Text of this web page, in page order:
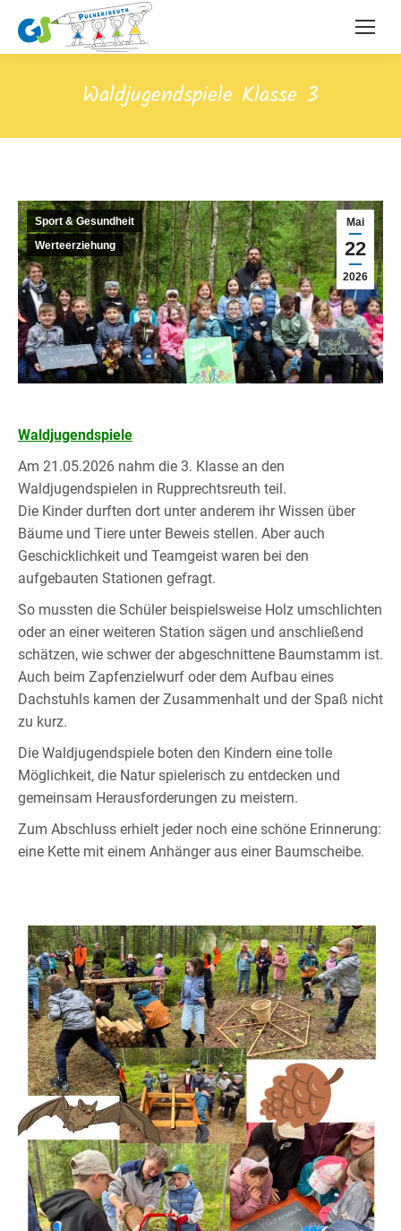
Waldjugendspiele Klasse 3
Mai
22
2026
Sport & Gesundheit
Werteerziehung
Waldjugendspiele
Am 21.05.2026 nahm die 3. Klasse an den
Waldjugendspielen in Rupprechtsreuth teil.
Die Kinder durften dort unter anderem ihr Wissen über
Bäume und Tiere unter Beweis stellen. Aber auch
Geschicklichkeit und Teamgeist waren bei den
aufgebauten Stationen gefragt.
So mussten die Schüler beispielsweise Holz umschlichten
oder an einer weiteren Station sägen und anschließend
schätzen, wie schwer der abgeschnittene Baumstamm ist.
Auch beim Zapfenzielwurf oder dem Aufbau eines
Dachstuhls kamen der Zusammenhalt und der Spaß nicht
zu kurz.
Die Waldjugendspiele boten den Kindern eine tolle
Möglichkeit, die Natur spielerisch zu entdecken und
gemeinsam Herausforderungen zu meistern.
Zum Abschluss erhielt jeder noch eine schöne Erinnerung:
eine Kette mit einem Anhänger aus einer Baumscheibe.